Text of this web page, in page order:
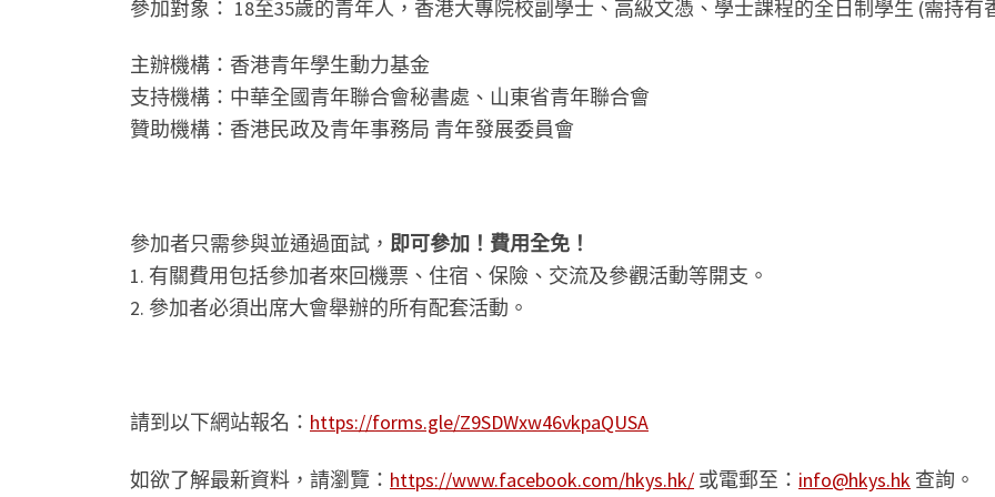
參加對象： 18至35歲的青年人，香港大專院校副學士、高級文憑、學士課程的全日制學生 (需持有
主辦機構：香港青年學生動力基金
支持機構：中華全國青年聯合會秘書處、山東省青年聯合會
贊助機構：香港民政及青年事務局 青年發展委員會
參加者只需參與並通過面試， 即可參加！費用全免！
1. 有關費用包括參加者來回機票、住宿、保險、交流及參觀活動等開支。
2. 參加者必須出席大會舉辦的所有配套活動。
請到以下網站報名： https://forms.gle/Z9SDWxw46vkpaQUSA
如欲了解最新資料，請瀏覽： https://www.facebook.com/hkys.hk/ 或電郵至： info@hkys.hk 查詢。